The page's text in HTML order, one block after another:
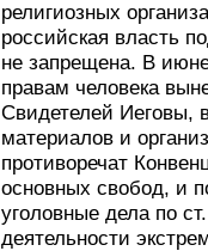
религиозных
российская власть
не запрещена. В
правам человека
Свидетелей Иеговы,
материалов и
противоречат
основных свобод, и
уголовные дела по
деятельности